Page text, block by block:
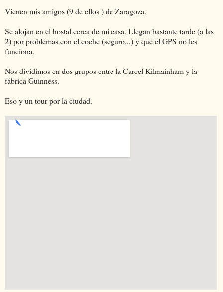
Vienen mis amigos (9 de ellos ) de Zaragoza.
Se alojan en el hostal cerca de mi casa. Llegan bastante tarde (a las
2) por problemas con el coche (seguro...) y que el GPS no les
funciona.
Nos dividimos en dos grupos entre la Carcel Kilmainham y la
fábrica Guinness.
Eso y un tour por la ciudad.